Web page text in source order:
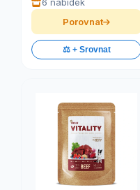
Porovnat
⚖️ + Srovnat